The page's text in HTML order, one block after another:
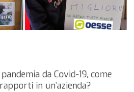
da Covid-19, come
in un’azienda?